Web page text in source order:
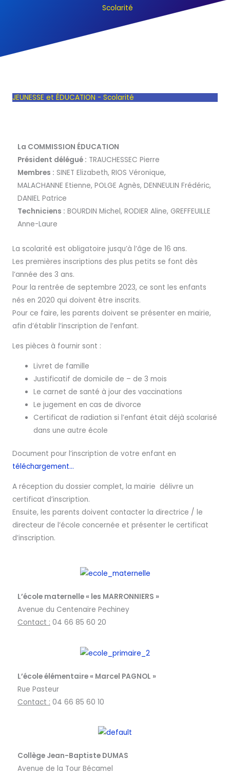
Scolarité
JEUNESSE et ÉDUCATION - Scolarité
La COMMISSION ÉDUCATION
Président délégué : TRAUCHESSEC Pierre
Membres : SINET Elizabeth, RIOS Véronique,
MALACHANNE Etienne, POLGE Agnès, DENNEULIN Frédéric,
DANIEL Patrice
Techniciens : BOURDIN Michel, RODIER Aline, GREFFEUILLE
Anne-Laure
La scolarité est obligatoire jusqu’à l’âge de 16 ans.
Les premières inscriptions des plus petits se font dès
l’année des 3 ans.
Pour la rentrée de septembre 2023, ce sont les enfants
nés en 2020 qui doivent être inscrits.
Pour ce faire, les parents doivent se présenter en mairie,
afin d’établir l’inscription de l’enfant.
Les pièces à fournir sont :
Livret de famille
Justificatif de domicile de – de 3 mois
Le carnet de santé à jour des vaccinations
Le jugement en cas de divorce
Certificat de radiation si l’enfant était déjà scolarisé
dans une autre école
Document pour l’inscription de votre enfant en
téléchargement…
A réception du dossier complet, la mairie délivre un
certificat d’inscription.
Ensuite, les parents doivent contacter la directrice / le
directeur de l’école concernée et présenter le certificat
d’inscription.
L’école maternelle « les MARRONNIERS »
Avenue du Centenaire Pechiney
Contact : 04 66 85 60 20
L’école élémentaire « Marcel PAGNOL »
Rue Pasteur
Contact : 04 66 85 60 10
Collège Jean-Baptiste DUMAS
Avenue de la Tour Bécamel